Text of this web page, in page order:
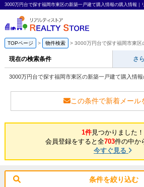
3000万円台で探す福岡市東区の新築一戸建て購入情報の購入情報｜
TOPページ 物件検索 3000万円台で探す福岡市東区
現在の検索条件 さ
3000万円台で探す福岡市東区の新築一戸建て購入情
この条件で新着メール
1件見つかりました！
会員登録をすると全703件の中か
今すぐ見る
条件を絞り込む